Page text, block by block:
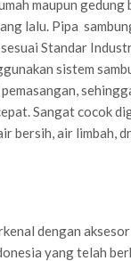
maupun
lalu. Pipa
Standar
sistem
Sangat cocok
bersih, air limbah,
dengan
yang telah